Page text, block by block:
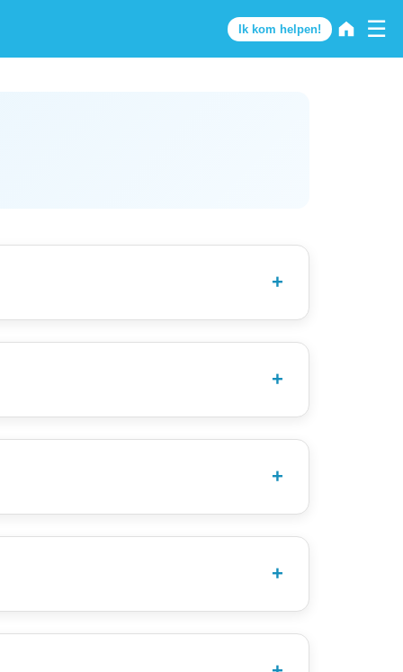
Ik kom helpen! ☰
kan nog via de Infobalie tijdens de
op te zoeken bij FC De Bilt. Je
mei 2026.
elke wandelavond gelopen.
voor de 5 km vertrekken om 18:30 uur.